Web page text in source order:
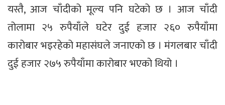
यस्तै, आज चाँदीको मूल्य पनि घटेको छ । आज चाँदी
तोलामा २५ रुपैयाँले घटेर दुई हजार २६० रुपैयाँमा
कारोबार भइरहेको महासंघले जनाएको छ । मंगलबार चाँदी
दुई हजार २७५ रुपैयाँमा कारोबार भएको थियो ।